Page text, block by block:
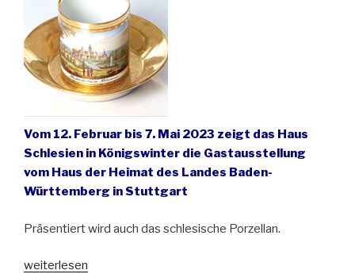
Vom 12. Februar bis 7. Mai 2023 zeigt das Haus
Schlesien in Königswinter die Gastausstellung
vom Haus der Heimat des Landes Baden-
Württemberg in Stuttgart
Präsentiert wird auch das schlesische Porzellan.
„Ausstellung:
weiterlesen